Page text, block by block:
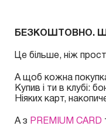
БЕЗКОШТОВНО.
Це більше, ніж
А щоб кожна
Купив і ти в клубі:
Ніяких карт,
А з PREMIUM CARD